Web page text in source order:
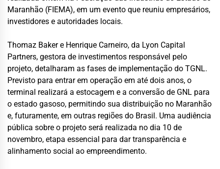
Maranhão (FIEMA), em um evento que reuniu empresários,
investidores e autoridades locais.
Thomaz Baker e Henrique Carneiro, da Lyon Capital
Partners, gestora de investimentos responsável pelo
projeto, detalharam as fases de implementação do TGNL.
Previsto para entrar em operação em até dois anos, o
terminal realizará a estocagem e a conversão de GNL para
o estado gasoso, permitindo sua distribuição no Maranhão
e, futuramente, em outras regiões do Brasil. Uma audiência
pública sobre o projeto será realizada no dia 10 de
novembro, etapa essencial para dar transparência e
alinhamento social ao empreendimento.